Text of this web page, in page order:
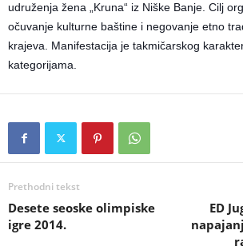
udruženja žena „Kruna“ iz Niške Banje. Cilj
očuvanje kulturne baštine i negovanje etno
krajeva.
Manifestacija je takmičarskog
kategorijama.
Prethodni tekst
Desete seoske olimpiske
igre 2014.
ED